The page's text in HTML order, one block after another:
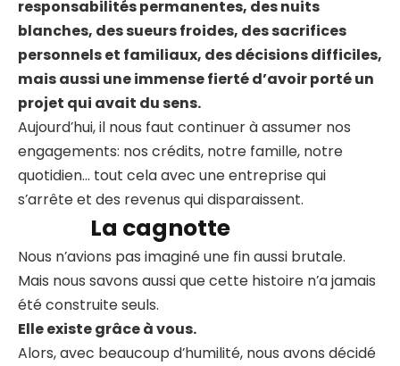
responsabilités permanentes, des nuits
blanches, des sueurs froides, des sacrifices
personnels et familiaux, des décisions difficiles,
mais aussi une immense fierté d’avoir porté un
projet qui avait du sens.
Aujourd’hui, il nous faut continuer à assumer nos
engagements: nos crédits, notre famille, notre
quotidien… tout cela avec une entreprise qui
s’arrête et des revenus qui disparaissent.
La cagnotte
Nous n’avions pas imaginé une fin aussi brutale.
Mais nous savons aussi que cette histoire n’a jamais
été construite seuls.
Elle existe grâce à vous.
Alors, avec beaucoup d’humilité, nous avons décidé